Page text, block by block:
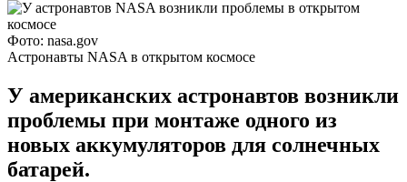
Фото: nasa.gov
Астронавты NASA в открытом космосе
У американских астронавтов возникли
проблемы при монтаже одного из
новых аккумуляторов для солнечных
батарей.